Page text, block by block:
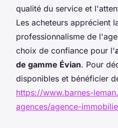
qualité du service et
Les acheteurs apprécient
professionnalisme de
choix de confiance pour l'
de gamme Évian. Pour
disponibles et bénéficier
https://www.barnes-
agences/agence-